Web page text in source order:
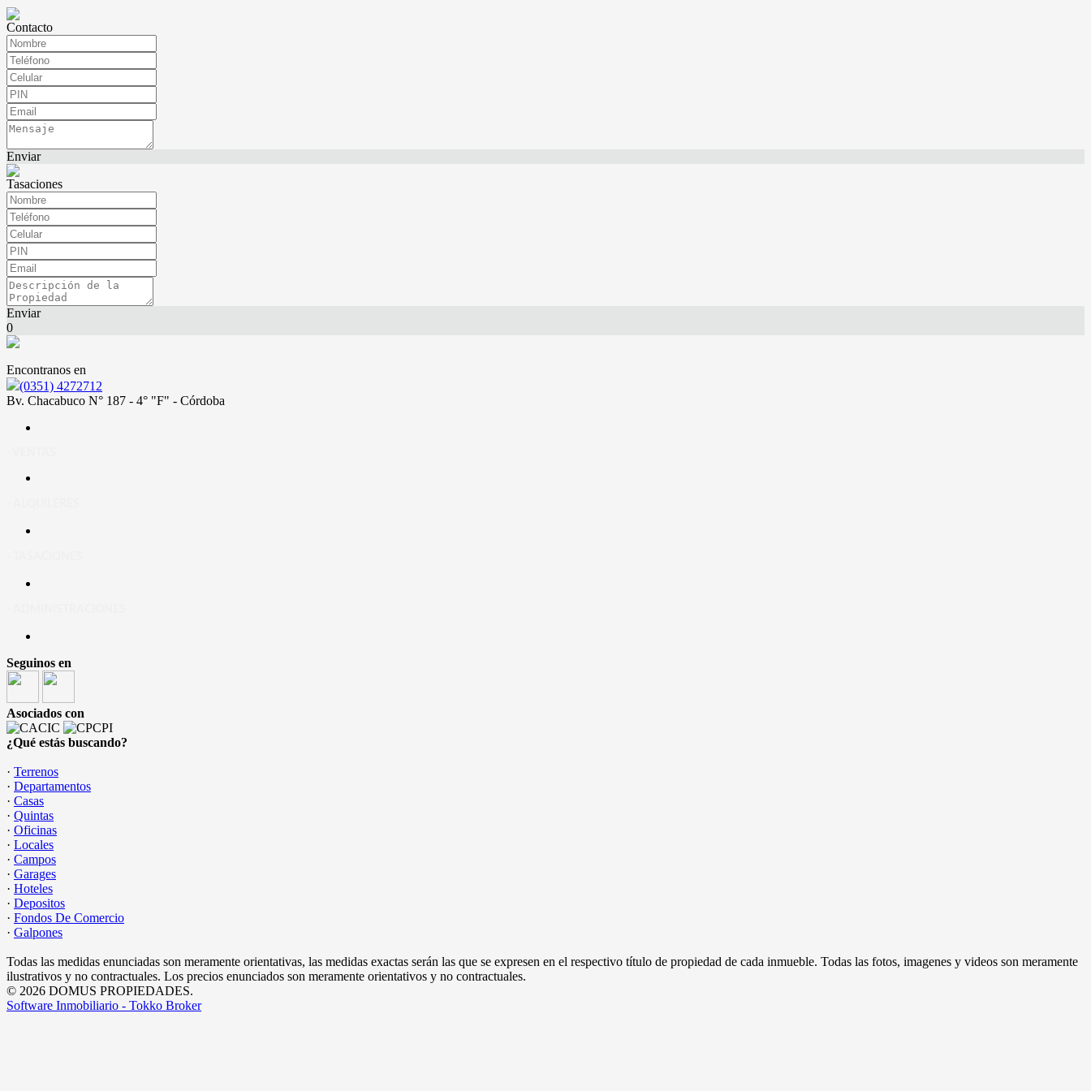
Contacto
Enviar
Tasaciones
Enviar
0
Encontranos en
(0351) 4272712
Bv. Chacabuco N° 187 - 4° "F" - Córdoba
Seguinos en
Asociados con
¿Qué estás buscando?
· Terrenos
· Departamentos
· Casas
· Quintas
· Oficinas
· Locales
· Campos
· Garages
· Hoteles
· Depositos
· Fondos De Comercio
· Galpones
Todas las medidas enunciadas son meramente orientativas, las medidas exactas serán las que se expresen en el respectivo título de propiedad de cada inmueble. Todas las fotos, imagenes y videos son meramente
ilustrativos y no contractuales. Los precios enunciados son meramente orientativos y no contractuales.
© 2026 DOMUS PROPIEDADES.
Software Inmobiliario - Tokko Broker